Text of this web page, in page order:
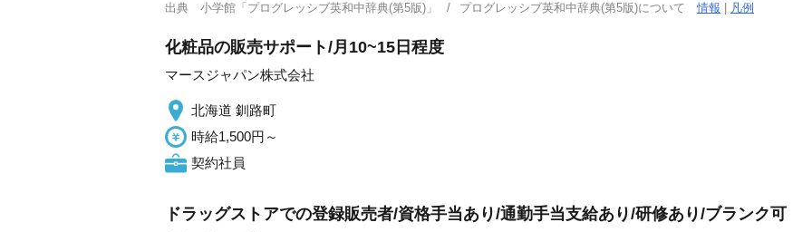
出典 小学館「プログレッシブ英和中辞典(第5版)」 プログレッシブ英和中辞典(第5版)について情報 凡例
化粧品の販売サポート/月10~15日程度
マースジャパン株式会社
北海道 釧路町
時給1,500円～
契約社員
ドラッグストアでの登録販売者/資格手当あり/通勤手当支給あり/研修あり/ブランク可